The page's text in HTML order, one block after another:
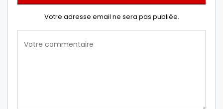
Votre adresse email ne sera pas publiée.